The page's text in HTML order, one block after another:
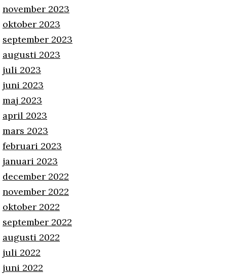
november 2023
oktober 2023
september 2023
augusti 2023
juli 2023
juni 2023
maj 2023
april 2023
mars 2023
februari 2023
januari 2023
december 2022
november 2022
oktober 2022
september 2022
augusti 2022
juli 2022
juni 2022